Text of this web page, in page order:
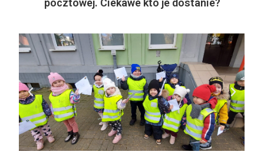
pocztowej. Ciekawe kto je dostanie?